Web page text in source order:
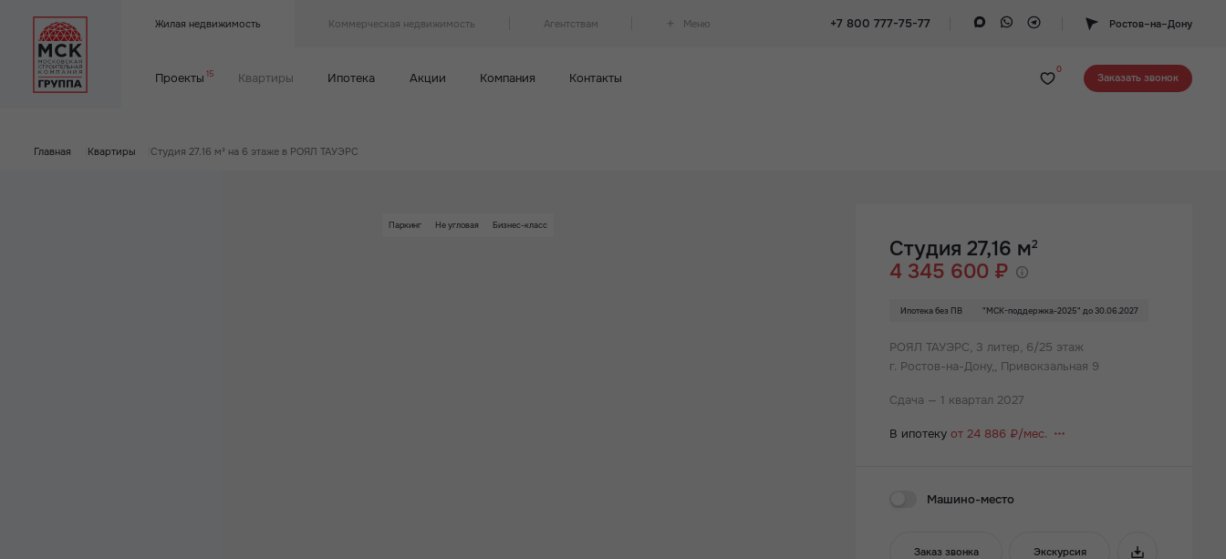
Жилая недвижимость Коммерческая недвижимость Агентствам Меню +7 800 777-75-77 Ростов–на–Дону
Проекты 15 Квартиры Ипотека Акции Компания Контакты
0
Заказать звонок
Главная Квартиры Студия 27.16 м² на 6 этаже в РОЯЛ ТАУЭРС
Паркинг Не угловая Бизнес-класс
Студия 27,16 м2
4 345 600 ₽
Ипотека без ПВ "МСК-поддержка-2025" до 30.06.2027
РОЯЛ ТАУЭРС, 3 литер, 6/25 этаж
г. Ростов-на-Дону,, Привокзальная 9
Сдача — 1 квартал 2027
В ипотекуот 24 886 ₽/мес.
Машино-место
Заказ звонка Экскурсия